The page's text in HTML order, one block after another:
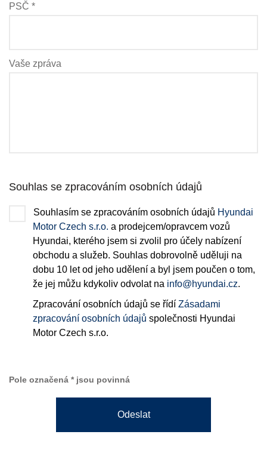
PSČ *
Vaše zpráva
Souhlas se zpracováním osobních údajů
Souhlasím se zpracováním osobních údajů Hyundai
Motor Czech s.r.o. a prodejcem/opravcem vozů
Hyundai, kterého jsem si zvolil pro účely nabízení
obchodu a služeb. Souhlas dobrovolně uděluji na
dobu 10 let od jeho udělení a byl jsem poučen o tom,
že jej můžu kdykoliv odvolat na info@hyundai.cz.
Zpracování osobních údajů se řídí Zásadami
zpracování osobních údajů společnosti Hyundai
Motor Czech s.r.o.
Pole označená * jsou povinná
Odeslat